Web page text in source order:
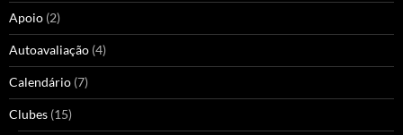
Apoio (2)
Autoavaliação (4)
Calendário (7)
Clubes (15)